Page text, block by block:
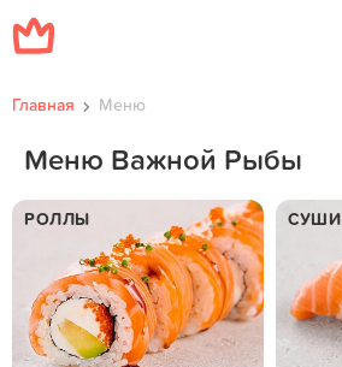
Главная Меню
Меню Важной Рыбы
РОЛЛЫ СУШИ